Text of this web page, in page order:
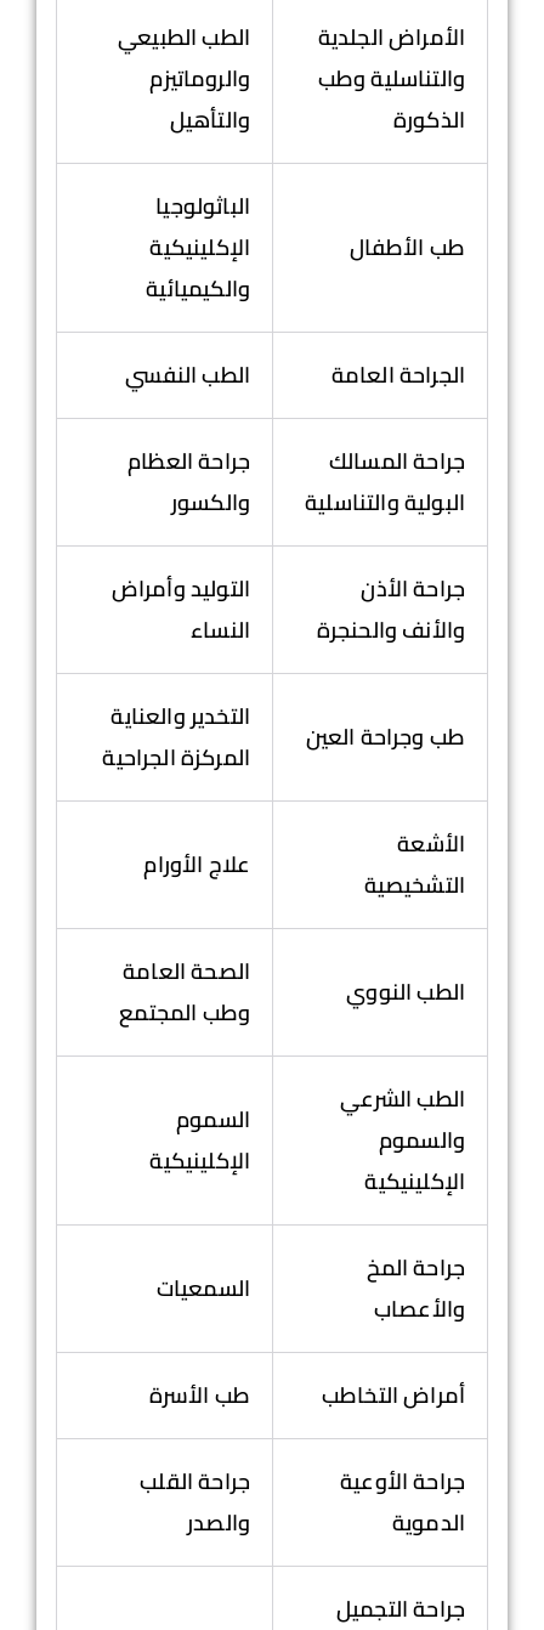
الأمراض الجلدية
والتناسلية وطب
الذكورة
الطب الطبيعي
والروماتيزم
والتأهيل
طب الأطفال
الباثولوجيا
الإكلينيكية
والكيميائية
الجراحة العامة الطب النفسي
جراحة المسالك
البولية والتناسلية
جراحة العظام
والكسور
جراحة الأذن
والأنف والحنجرة
التوليد وأمراض
النساء
طب وجراحة العين
التخدير والعناية
المركزة الجراحية
الأشعة
التشخيصية
علاج الأورام
الطب النووي
الصحة العامة
وطب المجتمع
الطب الشرعي
والسموم
الإكلينيكية
السموم
الإكلينيكية
جراحة المخ
والأعصاب
السمعيات
أمراض التخاطب طب الأسرة
جراحة الأوعية
الدموية
جراحة القلب
والصدر
جراحة التجميل